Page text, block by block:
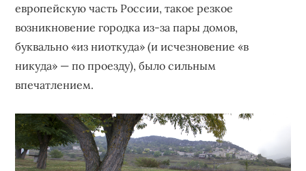
европейскую часть России, такое резкое
возникновение городка из-за пары домов,
буквально «из ниоткуда» (и исчезновение «в
никуда» — по проезду), было сильным
впечатлением.